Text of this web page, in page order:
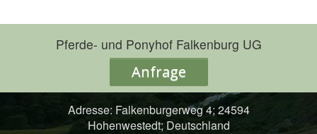
Pferde- und Ponyhof Falkenburg UG
Anfrage
Adresse: Falkenburgerweg 4; 24594
Hohenwestedt; Deutschland